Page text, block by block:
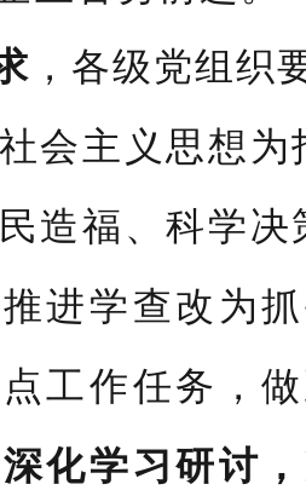
，各级党组织
会主义思想
造福、科学
进学查改为
工作任务，
化学习研讨